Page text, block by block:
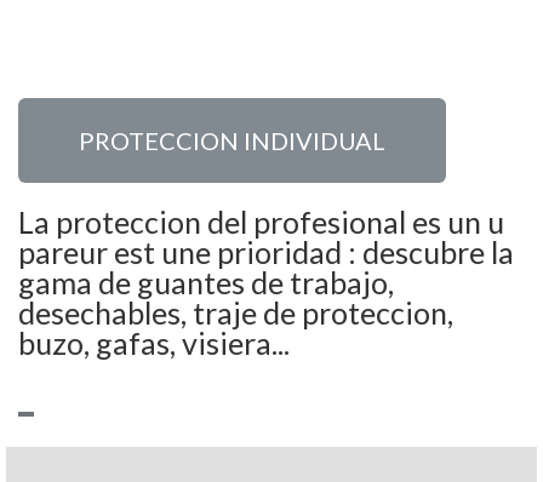
PROTECCION INDIVIDUAL
La proteccion del profesional es un u
pareur est une prioridad : descubre la
gama de guantes de trabajo,
desechables, traje de proteccion,
buzo, gafas, visiera...